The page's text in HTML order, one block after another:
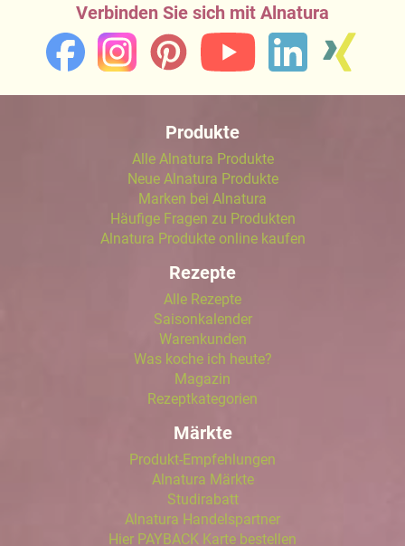
Verbinden Sie sich mit Alnatura
Produkte
Alle Alnatura Produkte
Neue Alnatura Produkte
Marken bei Alnatura
Häufige Fragen zu Produkten
Alnatura Produkte online kaufen
Rezepte
Alle Rezepte
Saisonkalender
Warenkunden
Was koche ich heute?
Magazin
Rezeptkategorien
Märkte
Produkt-Empfehlungen
Alnatura Märkte
Studirabatt
Alnatura Handelspartner
Hier PAYBACK Karte bestellen